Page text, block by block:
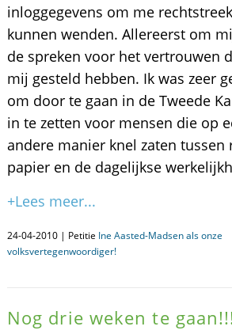
inloggegevens om me
kunnen wenden. Allereerst om
de spreken voor het vertrouwen
mij gesteld hebben. Ik was zeer
om door te gaan in de Tweede
in te zetten voor mensen die op
andere manier knel zaten tussen
papier en de dagelijkse
+Lees meer...
24-04-2010 | Petitie Ine Aasted-Madsen als onze
volksvertegenwoordiger!
Nog drie weken te